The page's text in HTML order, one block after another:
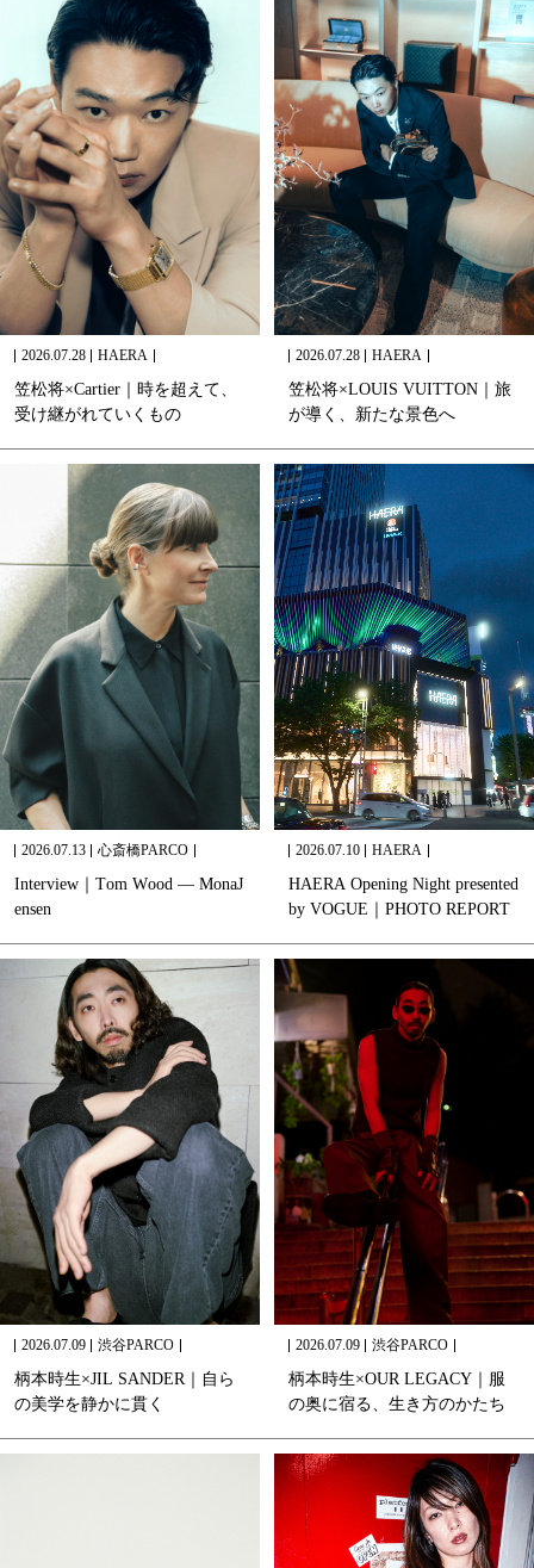
2026.07.28 HAERA
笠松将×Cartier｜ 時を超え て、
受け継がれていく もの
2026.07.28 HAERA
笠松将×LOUIS VUITTON｜ 旅
が導く 、 新たな景色へ
2026.07.13 心斎橋PARCO
Interview｜ Tom Wood — MonaJ
ensen
2026.07.10 HAERA
HAERA Opening Night presented
by VOGUE ｜ PHOTO REPORT
2026.07.09 渋谷PARCO
柄本時生×JIL SANDER ｜ 自 ら
の美学を静かに貫く
2026.07.09 渋谷PARCO
柄本時生×OUR LEGACY｜ 服
の奥に宿る 生き方のかたち